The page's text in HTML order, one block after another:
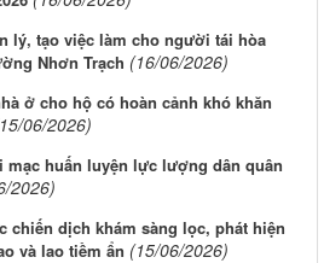
lý, tạo việc làm cho người tái hòa
Nhơn Trạch (16/06/2026)
ở cho hộ có hoàn cảnh khó khăn
06/2026)
mạc huấn luyện lực lượng dân quân
2026)
chiến dịch khám sàng lọc, phát hiện
và lao tiềm ẩn (15/06/2026)